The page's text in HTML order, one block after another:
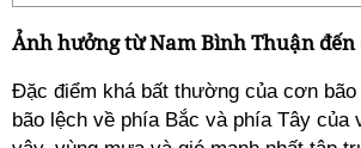
Ảnh hưởng từ Nam Bình Thuận đến
Đặc điểm khá bất thường của cơn
bão lệch về phía Bắc và phía Tây của